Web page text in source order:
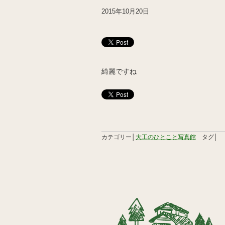
2015年10月20日
綺麗ですね
カテゴリー│ 大工のひとこと写真館 タグ│